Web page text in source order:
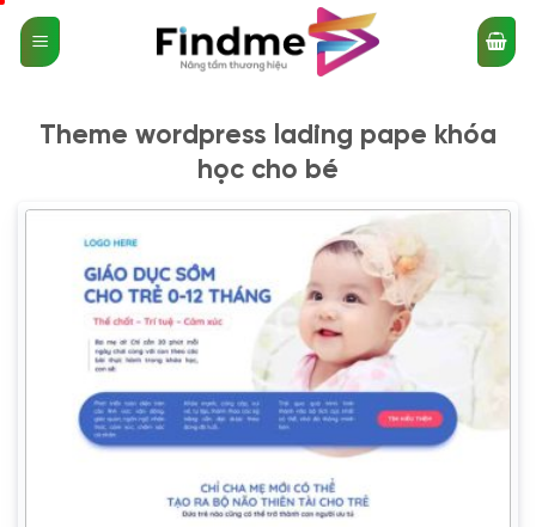
qua
nội
Theme wordpress lading pape khóa
học cho bé